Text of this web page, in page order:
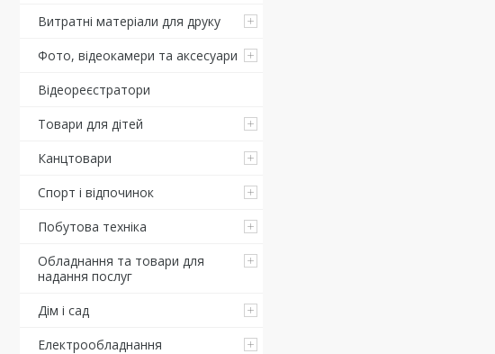
Витратні матеріали для друку
Фото, відеокамери та аксесуари
Відеореєстратори
Товари для дітей
Канцтовари
Спорт і відпочинок
Побутова техніка
Обладнання та товари для
надання послуг
Дім і сад
Електрообладнання